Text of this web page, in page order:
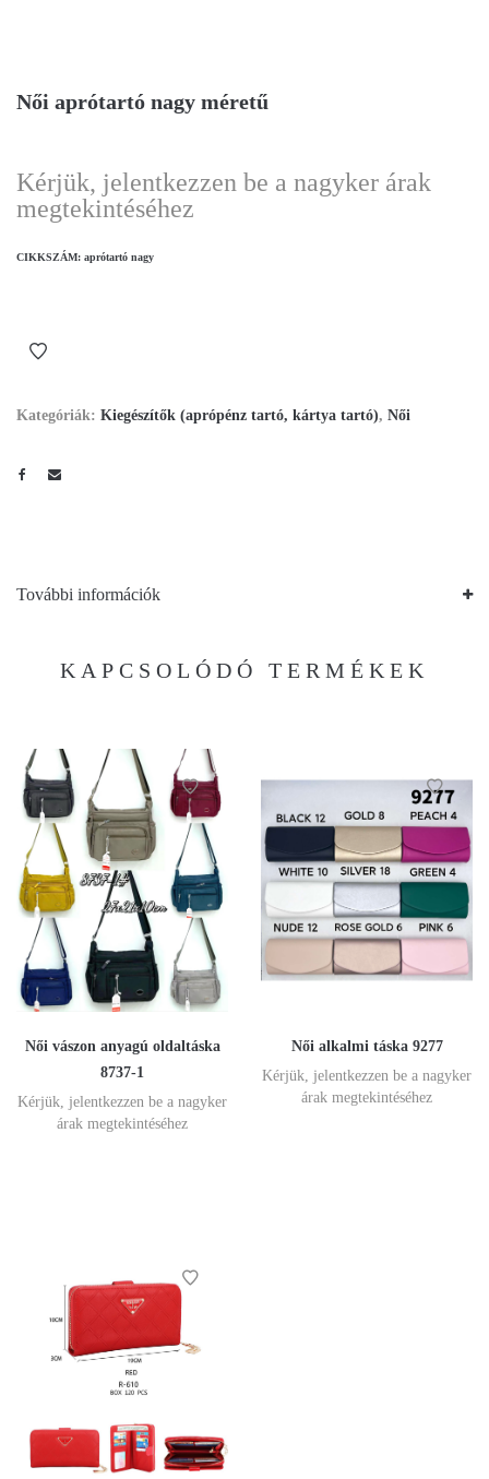
Női aprótartó nagy méretű
Kérjük, jelentkezzen be a nagyker árak
megtekintéséhez
CIKKSZÁM: aprótartó nagy
Kategóriák: Kiegészítők (aprópénz tartó, kártya tartó), Női
További információk
KAPCSOLÓDÓ TERMÉKEK
Női vászon anyagú oldaltáska
8737-1
Kérjük, jelentkezzen be a nagyker
árak megtekintéséhez
Női alkalmi táska 9277
Kérjük, jelentkezzen be a nagyker
árak megtekintéséhez